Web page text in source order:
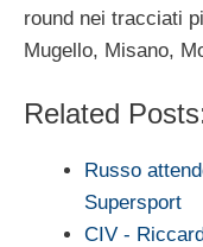
round nei tracciati
Mugello, Misano,
Related
Russo
Supersport
CIV -